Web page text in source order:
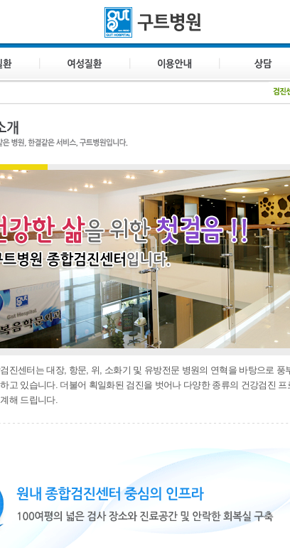
진센터는 대장, 항문, 위, 소화기 및 유방전문 병원의 연혁을 바탕으로
고 있습니다. 더불어 획일화된 검진을 벗어나 다양한 종류의 건강검진
해 드립니다.